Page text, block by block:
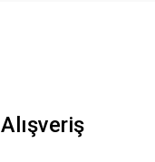
Alışveriş